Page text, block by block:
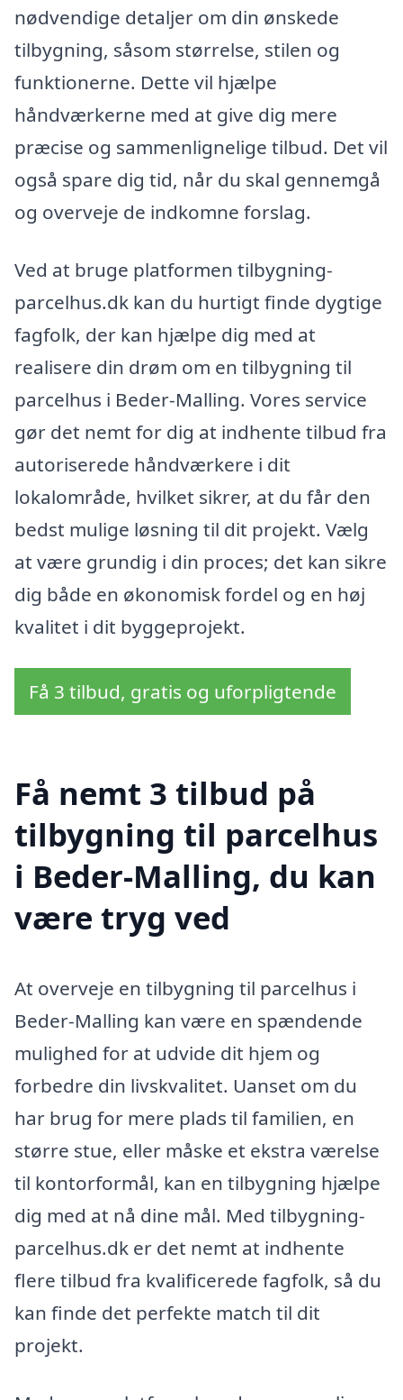
nødvendige detaljer om din ønskede
tilbygning, såsom størrelse, stilen og
funktionerne. Dette vil hjælpe
håndværkerne med at give dig mere
præcise og sammenlignelige tilbud. Det vil
også spare dig tid, når du skal gennemgå
og overveje de indkomne forslag.
Ved at bruge platformen tilbygning-
parcelhus.dk kan du hurtigt finde dygtige
fagfolk, der kan hjælpe dig med at
realisere din drøm om en tilbygning til
parcelhus i Beder-Malling. Vores service
gør det nemt for dig at indhente tilbud fra
autoriserede håndværkere i dit
lokalområde, hvilket sikrer, at du får den
bedst mulige løsning til dit projekt. Vælg
at være grundig i din proces; det kan sikre
dig både en økonomisk fordel og en høj
kvalitet i dit byggeprojekt.
Få 3 tilbud, gratis og uforpligtende
Få nemt 3 tilbud på
tilbygning til parcelhus
i Beder-Malling, du kan
være tryg ved
At overveje en tilbygning til parcelhus i
Beder-Malling kan være en spændende
mulighed for at udvide dit hjem og
forbedre din livskvalitet. Uanset om du
har brug for mere plads til familien, en
større stue, eller måske et ekstra værelse
til kontorformål, kan en tilbygning hjælpe
dig med at nå dine mål. Med tilbygning-
parcelhus.dk er det nemt at indhente
flere tilbud fra kvalificerede fagfolk, så du
kan finde det perfekte match til dit
projekt.